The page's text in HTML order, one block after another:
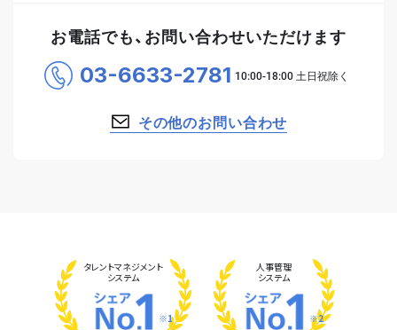
お電話でも、お問い合わせいただけます
03-6633-2781
その他のお問い合わせ
タレントマネジメント
システム
※1
人事管理
システム
※2